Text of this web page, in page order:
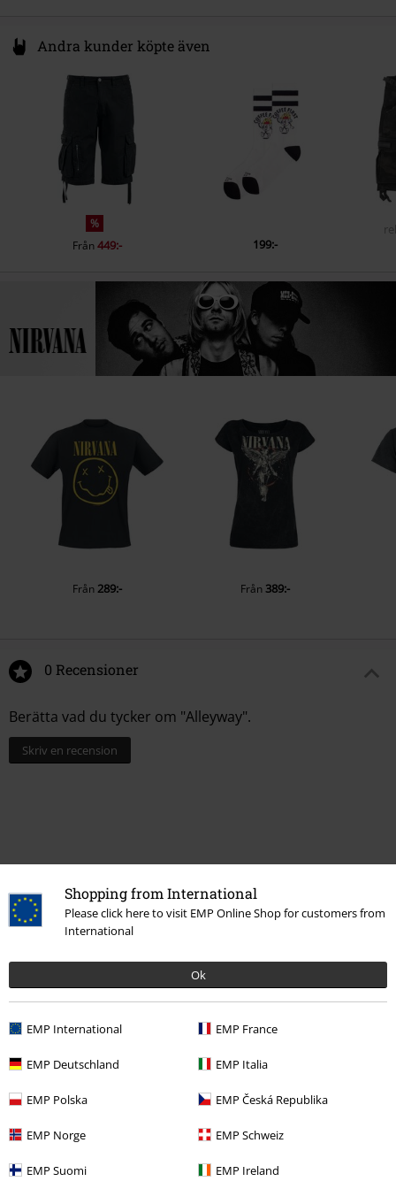
Shopping from International
Please click here to visit EMP Online Shop for customers from
International
Ok
EMP International EMP France
EMP Deutschland EMP Italia
EMP Polska EMP Česká Republika
EMP Norge EMP Schweiz
EMP Suomi EMP Ireland
Andra kunder köpte även
%
Från449:- 199:-
Från 289:- Från389:-
0 Recensioner
Berätta vad du tycker om "Alleyway".
Skriv en recension
Från